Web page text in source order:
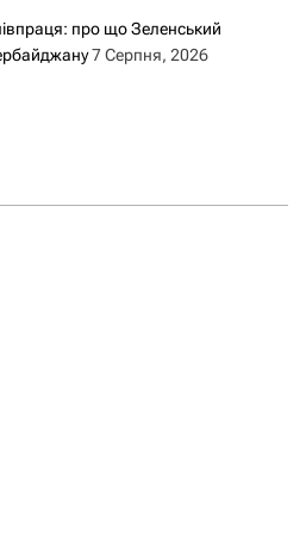
про що Зеленський
7 Серпня, 2026